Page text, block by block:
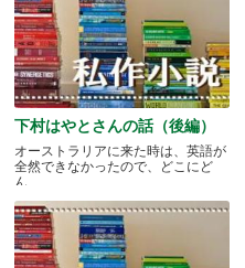
下村はやとさんの話（後編）
オーストラリアに来た時は、英語が
全然できなかったので、どこにど
ん.....